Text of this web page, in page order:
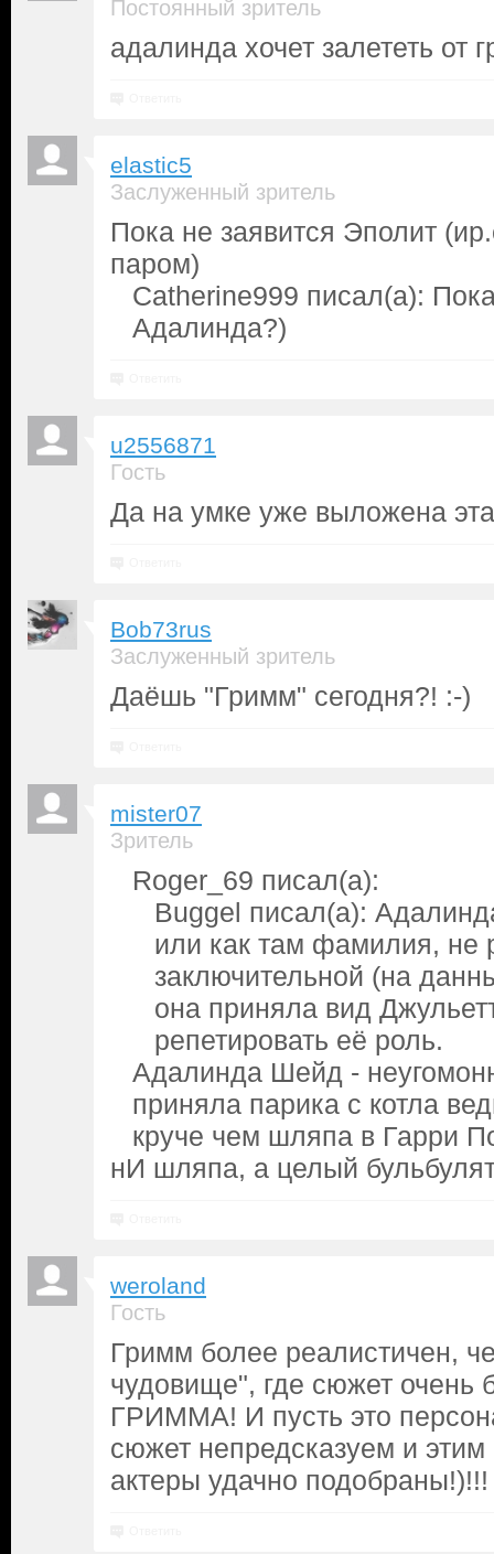
Постоянный зритель
адалинда хочет залететь от
elastic5
Заслуженный зритель
Пока не заявится Эполит
паром)
Catherine999 писал(а):
Адалинда?)
u2556871
Гость
Да на умке уже выложена
Bob73rus
Заслуженный зритель
Даёшь "Гримм" сегодня?! :-)
mister07
Зритель
Roger_69 писал(а):
Buggel писал(а):
или как там фамилия, не
заключительной (на
она приняла вид
репетировать её роль.
Адалинда Шейд -
приняла парика с котла
круче чем шляпа в Гарри
нИ шляпа, а целый
weroland
Гость
Гримм более реалистичен,
чудовище", где сюжет очень
ГРИММА! И пусть это
сюжет непредсказуем и
актеры удачно